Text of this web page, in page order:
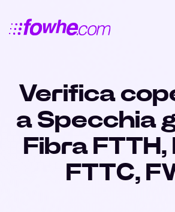
Verifica
a Specchia
Fibra FTTH,
FTTC,